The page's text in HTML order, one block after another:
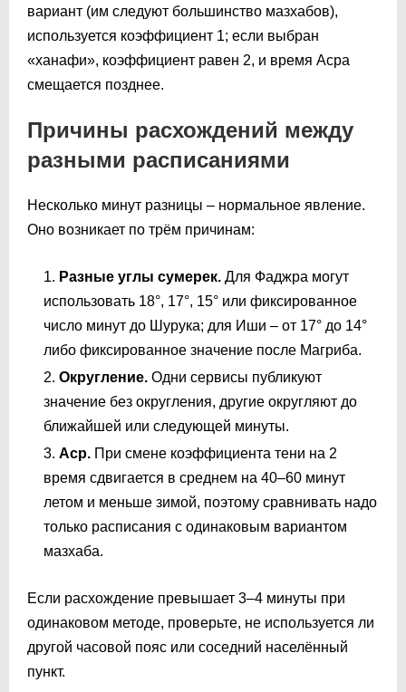
вариант (им следуют большинство мазхабов),
используется коэффициент 1; если выбран
«ханафи», коэффициент равен 2, и время Асра
смещается позднее.
Причины расхождений между
разными расписаниями
Несколько минут разницы – нормальное явление.
Оно возникает по трём причинам:
Разные углы сумерек. Для Фаджра могут
использовать 18°, 17°, 15° или фиксированное
число минут до Шурука; для Иши – от 17° до 14°
либо фиксированное значение после Магриба.
Округление. Одни сервисы публикуют
значение без округления, другие округляют до
ближайшей или следующей минуты.
Аср. При смене коэффициента тени на 2
время сдвигается в среднем на 40–60 минут
летом и меньше зимой, поэтому сравнивать надо
только расписания с одинаковым вариантом
мазхаба.
Если расхождение превышает 3–4 минуты при
одинаковом методе, проверьте, не используется ли
другой часовой пояс или соседний населённый
пункт.